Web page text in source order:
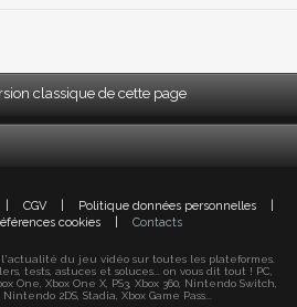
classique de cette page
CGV Politique données personnelles
cookies Contacts
du jeu vidéo sur toutes les plateformes.
tests, astuces et soluces... on vous dit tout ! PC,
One, Xbox One X, PS3, Xbox 360, Nintendo Switch,
2DS, Stadia, Xbox Game Pass...